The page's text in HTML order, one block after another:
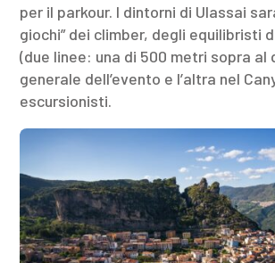
per il parkour. I dintorni di Ulassai
giochi” dei climber, degli equilibristi
(due linee: una di 500 metri sopra al
generale dell’evento e l’altra nel
escursionisti.